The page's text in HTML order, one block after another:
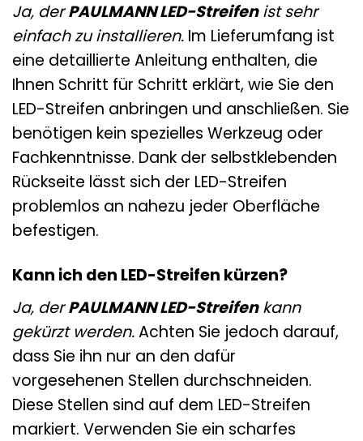
Ja, derPAULMANN LED-Streifenist sehr
einfach zu installieren. Im Lieferumfang ist
eine detaillierte Anleitung enthalten, die
Ihnen Schritt für Schritt erklärt, wie Sie den
LED-Streifen anbringen und anschließen. Sie
benötigen kein spezielles Werkzeug oder
Fachkenntnisse. Dank der selbstklebenden
Rückseite lässt sich der LED-Streifen
problemlos an nahezu jeder Oberfläche
befestigen.
Kann ich den LED-Streifen kürzen?
Ja, derPAULMANN LED-Streifenkann
gekürzt werden.Achten Sie jedoch darauf,
dass Sie ihn nur an den dafür
vorgesehenen Stellen durchschneiden.
Diese Stellen sind auf dem LED-Streifen
markiert. Verwenden Sie ein scharfes